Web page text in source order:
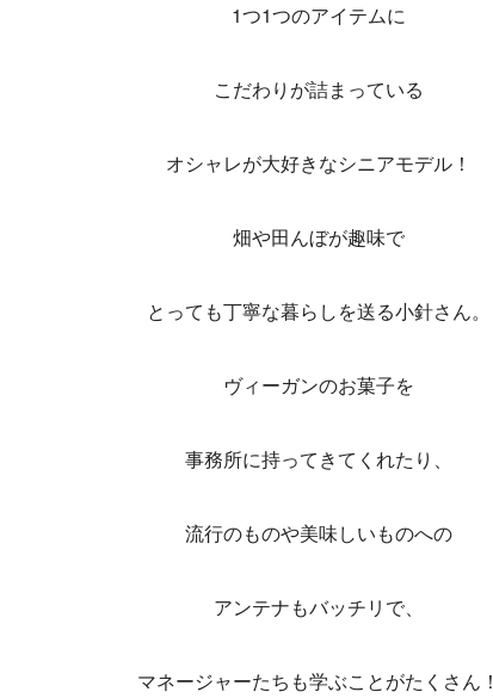
1つ1つのアイテムに
こだわりが詰まっている
オシャレが大好きなシニアモデル！
畑や田んぼが趣味で
とっても丁寧な暮らしを送る小針さん。
ヴィーガンのお菓子を
事務所に持ってきてくれたり、
流行のものや美味しいものへの
アンテナもバッチリで、
マネージャーたちも学ぶことがたくさん！